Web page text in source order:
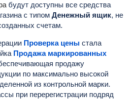
будут доступны все средства
с типом Денежный ящик, не
счетам.
Проверка цены стала
Продажа маркированных
продажу
по максимально высокой
из контрольной марки.
при перерегистрации подряд